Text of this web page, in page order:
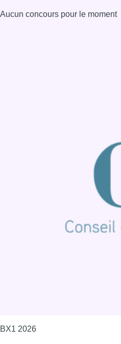
Aucun concours pour le moment
BX1 2026